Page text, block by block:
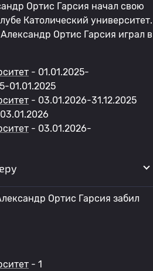
Ортис Гарсия начал свою
Католический университет.
Ортис Гарсия играл в
- 01.01.2025-
01.01.2025
- 03.01.2026-31.12.2025
- 03.01.2026-
Ортис Гарсия забил
- 1